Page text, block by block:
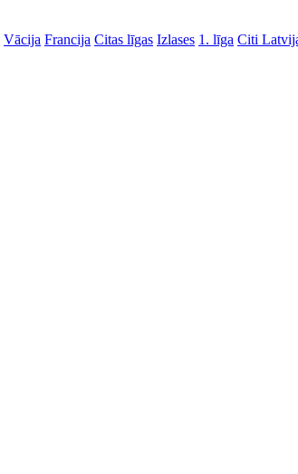
Vācija Francija Citas līgas Izlases 1. līga Citi